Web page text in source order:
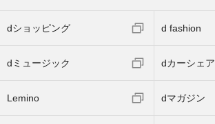
dショッピング d fashion
dミュージック dカーシェア
Lemino dマガジン